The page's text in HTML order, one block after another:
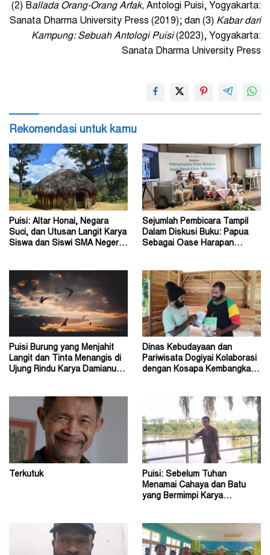
(2) Ballada Orang-Orang Arfak, Antologi Puisi, Yogyakarta:
Sanata Dharma University Press (2019); dan (3) Kabar dari
Kampung: Sebuah Antologi Puisi(2023), Yogyakarta:
Sanata Dharma University Press
Rekomendasi untuk kamu
Puisi: Altar Honai, Negara
Suci, dan Utusan Langit Karya
Siswa dan Siswi SMA Negeri 1
Sejumlah Pembicara Tampil
Dalam Diskusi Buku: Papua
Sebagai Oase Harapan
Puisi Burung yang Menjahit
Langit dan Tinta Menangis di
Ujung Rindu Karya Damianus
Dinas Kebudayaan dan
Pariwisata Dogiyai Kolaborasi
dengan Kosapa Kembangkan
Terkutuk
Puisi: Sebelum Tuhan
Menamai Cahaya dan Batu
yang Bermimpi Karya